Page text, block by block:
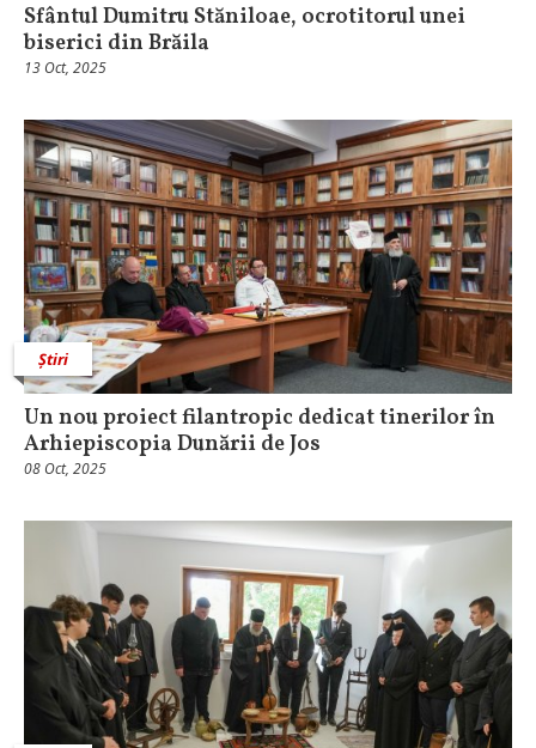
Sfântul Dumitru Stăniloae, ocrotitorul unei
biserici din Brăila
13 Oct, 2025
Știri
Un nou proiect filantropic dedicat tinerilor în
Arhiepiscopia Dunării de Jos
08 Oct, 2025